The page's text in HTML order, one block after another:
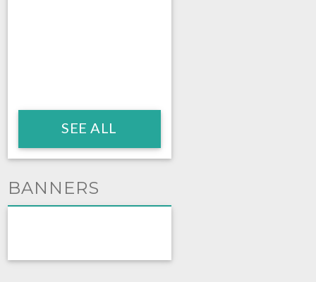
SEE ALL
BANNERS